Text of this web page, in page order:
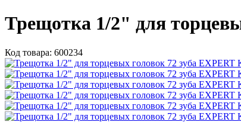
Трещотка 1/2" для
Код товара: 600234